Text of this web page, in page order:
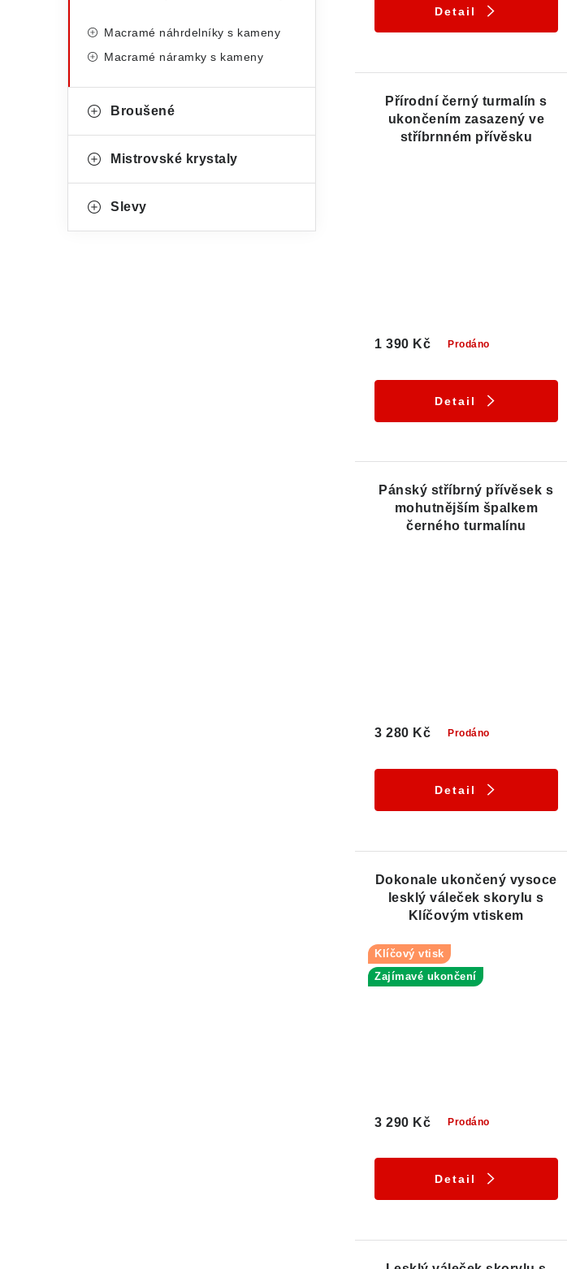
Macramé náhrdelníky s kameny
Macramé náramky s kameny
Broušené
Mistrovské krystaly
Slevy
Detail
Přírodní černý turmalín s
ukončením zasazený ve
stříbrnném přívěsku
Prodáno
1 390 Kč
Detail
Pánský stříbrný přívěsek s
mohutnějším špalkem
černého turmalínu
Prodáno
3 280 Kč
Detail
Dokonale ukončený vysoce
lesklý váleček skorylu s
Klíčovým vtiskem
Klíčový vtisk
Zajímavé ukončení
Prodáno
3 290 Kč
Detail